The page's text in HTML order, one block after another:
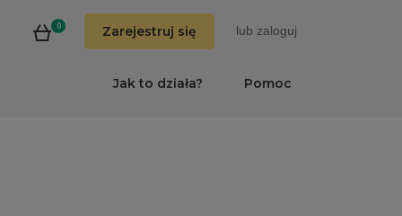
0 Zarejestruj się lub zaloguj
Pomoc
Jak to działa?